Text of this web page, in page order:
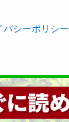
バシーポリシー